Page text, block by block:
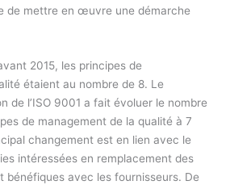
de mettre en œuvre une démarche
2015, les principes de
étaient au nombre de 8. Le
de l’ISO 9001 a fait évoluer le nombre
de management de la qualité à 7
changement est en lien avec le
intéressées en remplacement des
bénéfiques avec les fournisseurs. De